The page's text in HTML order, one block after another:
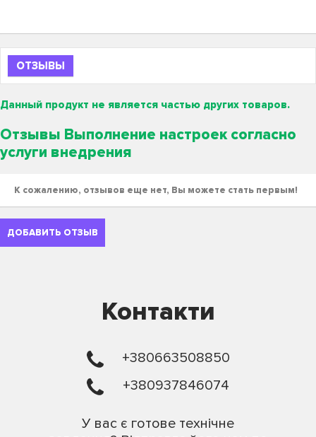
ОТЗЫВЫ
Данный продукт не является частью других товаров.
Отзывы Выполнение настроек согласно
услуги внедрения
К сожалению, отзывов еще нет, Вы можете стать первым!
ДОБАВИТЬ ОТЗЫВ
Контакти
+380663508850
+380937846074
У вас є готове технічне